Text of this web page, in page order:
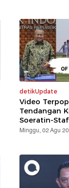
detikUpdate
Video
Tendangan
Soeratin-
Minggu, 02 Agu